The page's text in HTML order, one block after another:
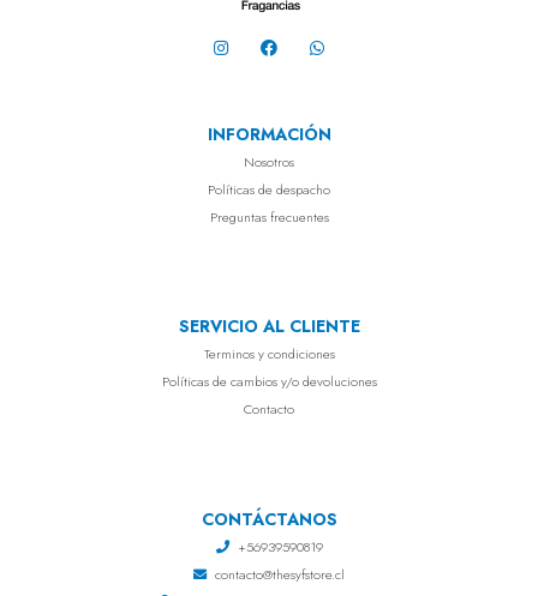
INFORMACIÓN
Nosotros
Políticas de despacho
Preguntas frecuentes
SERVICIO AL CLIENTE
Terminos y condiciones
Políticas de cambios y/o devoluciones
Contacto
CONTÁCTANOS
+56939590819
contacto@thesyfstore.cl